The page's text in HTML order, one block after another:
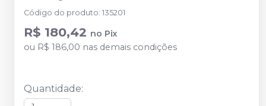
Código do produto: 135201
R$ 180,42 no Pix
ou R$ 186,00 nas demais condições
Quantidade: